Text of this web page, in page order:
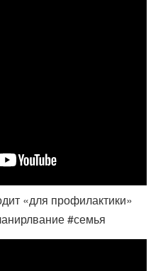
«для профилактики»
#семья